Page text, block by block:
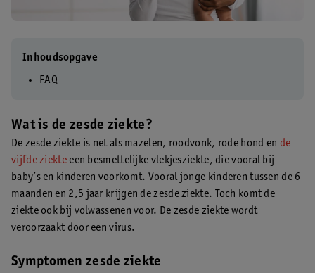
Inhoudsopgave
FAQ
Wat is de zesde ziekte?
De zesde ziekte is net als mazelen, roodvonk, rode hond en de
vijfde ziekteeen besmettelijke vlekjesziekte, die vooral bij
baby’s en kinderen voorkomt. Vooral jonge kinderen tussen de 6
maanden en 2,5 jaar krijgen de zesde ziekte. Toch komt de
ziekte ook bij volwassenen voor. De zesde ziekte wordt
veroorzaakt door een virus.
Symptomen zesde ziekte